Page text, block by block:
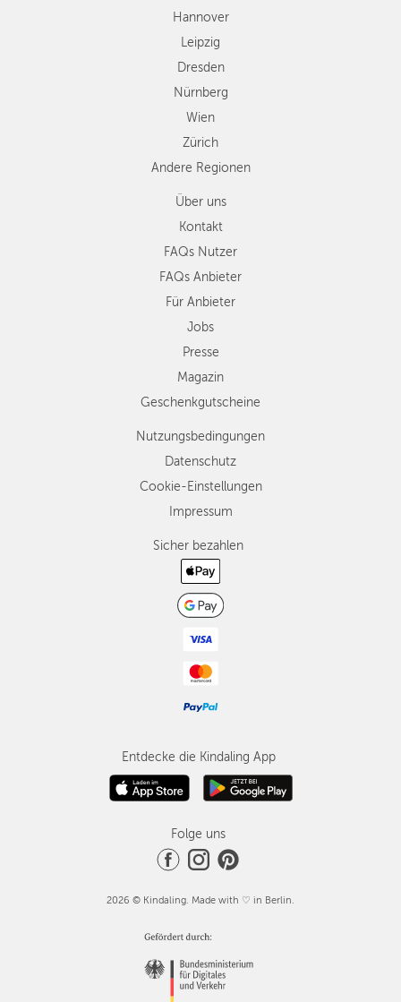
Andere
RegionenHannover
Leipzig
Dresden
Nürnberg
Wien
Zürich
Andere Regionen
Über uns
Kontakt
FAQs Nutzer
FAQs Anbieter
Für Anbieter
Jobs
Presse
Magazin
Geschenkgutscheine
Nutzungsbedingungen
Datenschutz
Cookie-Einstellungen
Impressum
Sicher bezahlen
Entdecke die Kindaling App
Folge uns
2026 © Kindaling. Made with ♡ in Berlin.